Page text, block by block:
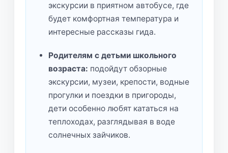
экскурсии в приятном автобусе, где
будет комфортная температура и
интересные рассказы гида.
Родителям с детьми школьного
возраста: подойдут обзорные
экскурсии, музеи, крепости, водные
прогулки и поездки в пригороды,
дети особенно любят кататься на
теплоходах, разглядывая в воде
солнечных зайчиков.